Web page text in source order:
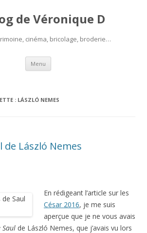
de Véronique D
cinéma, bricolage, broderie…
Menu Aller
contenu
: LÁSZLÓ NEMES
de László Nemes
En rédigeant l’article sur les
César 2016, je me suis
aperçue que je ne vous avais
Saul de László Nemes, que j’avais vu lors